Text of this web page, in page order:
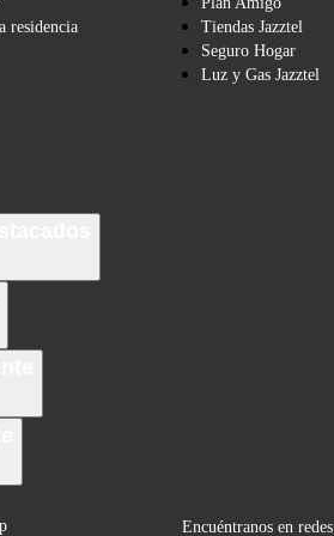
residencia
Tiendas Jazztel
Seguro Hogar
Luz y Gas Jazztel
Encuéntranos en redes